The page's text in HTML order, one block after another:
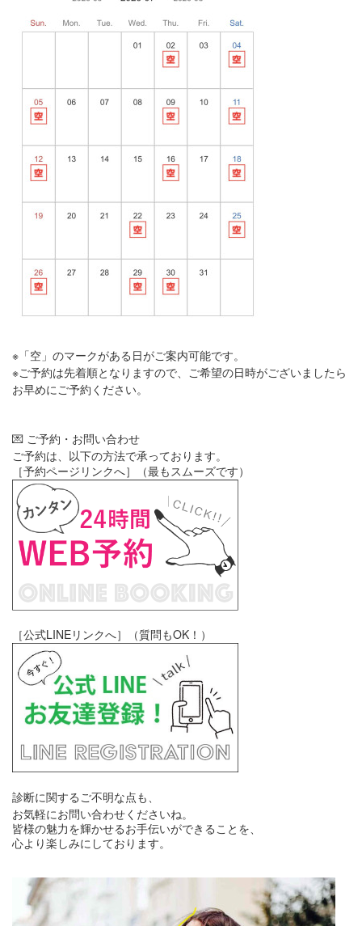
※「空」のマークがある日がご案内可能です。
※ご予約は先着順となりますので、ご希望の日時がございましたら
お早めにご予約ください。
💌 ご予約・お問い合わせ
ご予約は、以下の方法で承っております。
［予約ページリンクへ］ （最もスムーズです）
［公式LINEリンクへ］ （質問もOK！）
診断に関するご不明な点も、
お気軽にお問い合わせくださいね。
皆様の魅力を輝かせるお手伝いができることを、
心より楽しみにしております。